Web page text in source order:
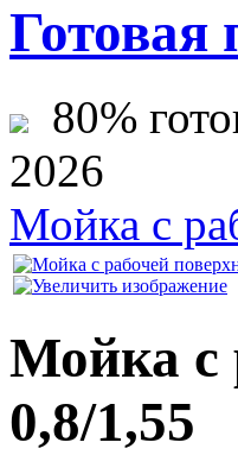
Готовая
80%
2026
Мойка с
Мойка с
0,8/1,55